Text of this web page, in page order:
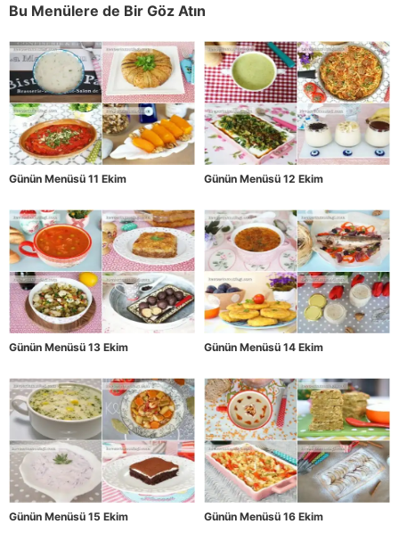
Bu Menülere de Bir Göz Atın
Günün Menüsü 11 Ekim Günün Menüsü 12 Ekim
Günün Menüsü 13 Ekim Günün Menüsü 14 Ekim
Günün Menüsü 15 Ekim Günün Menüsü 16 Ekim